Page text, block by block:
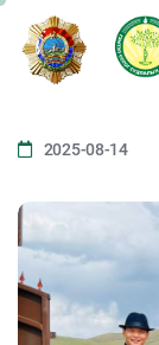
2025-08-14